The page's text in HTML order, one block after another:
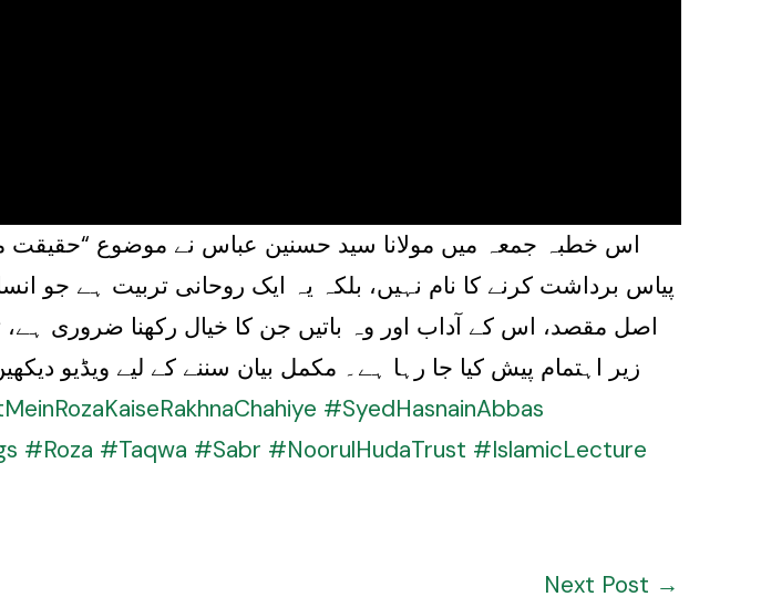
اس خطبہ جمعہ میں مولانا سید حسنین عباس نے موضوع “حقیقت
پیاس برداشت کرنے کا نام نہیں، بلکہ یہ ایک روحانی تربیت ہے جو
اصل مقصد، اس کے آداب اور وہ باتیں جن کا خیال رکھنا ضروری ہے،
زیر اہتمام پیش کیا جا رہا ہے۔ مکمل بیان سننے کے لیے ویڈیو
#SyedHasnainAbbas
#Roza #Taqwa #Sabr #NoorulHudaTrust #IslamicLecture
Next Post →